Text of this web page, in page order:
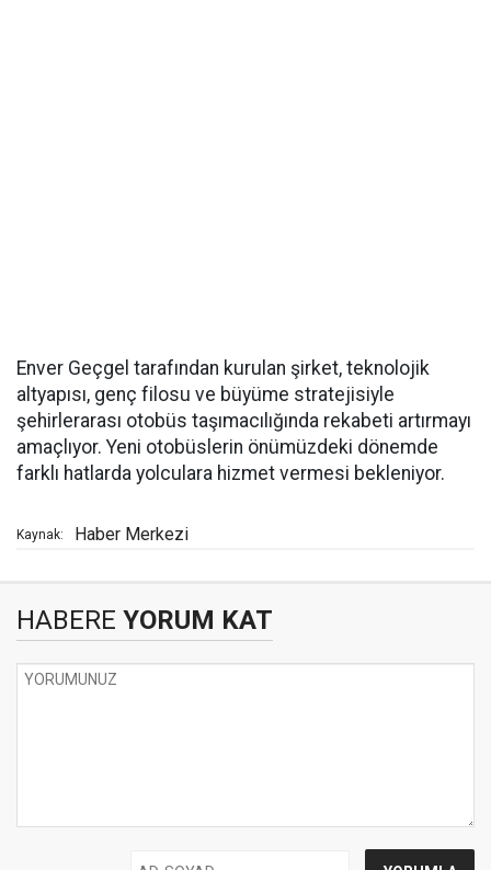
Enver Geçgel tarafından kurulan şirket, teknolojik
altyapısı, genç filosu ve büyüme stratejisiyle
şehirlerarası otobüs taşımacılığında rekabeti artırmayı
amaçlıyor. Yeni otobüslerin önümüzdeki dönemde
farklı hatlarda yolculara hizmet vermesi bekleniyor.
Kaynak: Haber Merkezi
HABERE YORUM KAT